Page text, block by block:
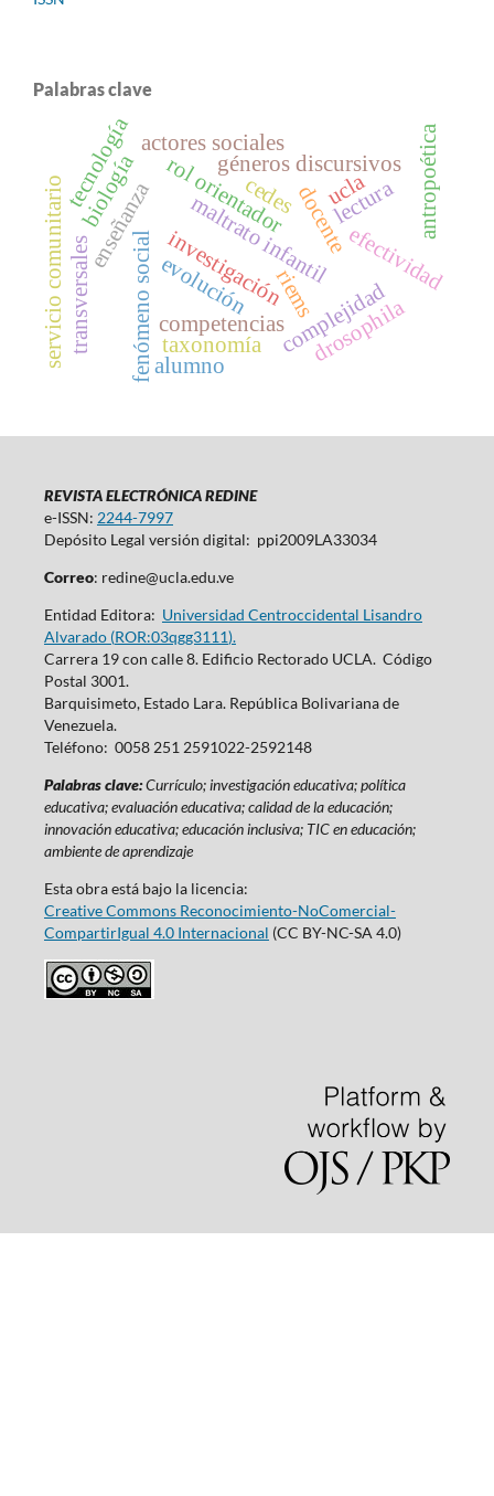
Palabras clave
docente
rol orientador
fenómeno social maltrato infantil
géneros discursivos
lectura
enseñanza efectividad
antropoética
investigaciónriems
competencias
transversales complejidad
servicio comunitario biología
taxonomía drosophila
cedes ucla
tecnología
evolución
alumno
actores sociales
REVISTA ELECTRÓNICA REDINE
e-ISSN: 2244-7997
Depósito Legal versión digital: ppi2009LA33034
Correo: redine@ucla.edu.ve
Entidad Editora: Universidad Centroccidental Lisandro
Alvarado (ROR:03qgg3111).
Carrera 19 con calle 8. Edificio Rectorado UCLA. Código
Postal 3001.
Barquisimeto, Estado Lara. República Bolivariana de
Venezuela.
Teléfono: 0058 251 2591022-2592148
Palabras clave:Currículo; investigación educativa; política
educativa; evaluación educativa; calidad de la educación;
innovación educativa; educación inclusiva; TIC en educación;
ambiente de aprendizaje
Esta obra está bajo la licencia:
Creative Commons Reconocimiento-NoComercial-
CompartirIgual 4.0 Internacional (CC BY-NC-SA 4.0)